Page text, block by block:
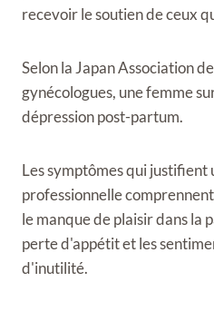
recevoir le soutien de ceux
Selon la Japan Association
gynécologues, une femme
dépression post-partum.
Les symptômes qui justifient
professionnelle
le manque de plaisir dans la
perte d'appétit et les
d'inutilité.